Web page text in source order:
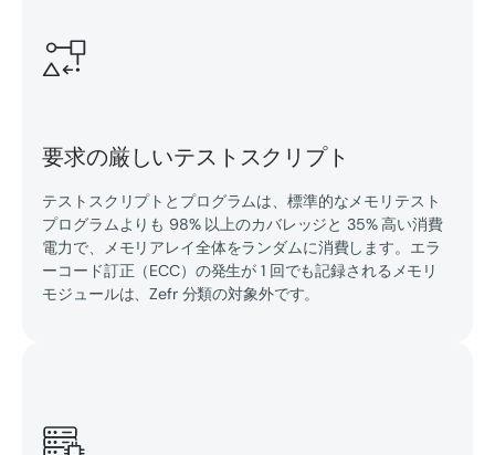
要求の厳しいテストスクリプト
テストスクリプトとプログラムは、標準的なメモリテスト
プログラムよりも 98% 以上のカバレッジと 35% 高い消費
電力で、メモリアレイ全体をランダムに消費します。エラ
ーコード訂正（ECC）の発生が 1 回でも記録されるメモリ
モジュールは、Zefr 分類の対象外です。